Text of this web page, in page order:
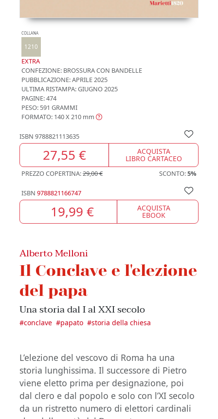
COLLANA
1210
EXTRA
CONFEZIONE: BROSSURA CON BANDELLE
PUBBLICAZIONE:APRILE 2025
ULTIMA RISTAMPA:GIUGNO 2025
PAGINE: 474
PESO: 591 GRAMMI
FORMATO: 140 X 210 mm
ISBN 9788821113635
27,55 € ACQUISTA
LIBRO CARTACEO
PREZZO COPERTINA:29,00 € SCONTO:5%
ISBN 9788821166747
19,99 € ACQUISTA
EBOOK
Alberto Melloni
Il Conclave e l'elezione
del papa
Una storia dal I al XXI secolo
#conclave #papato #storia della chiesa
L’elezione del vescovo di Roma ha una
storia lunghissima. Il successore di Pietro
viene eletto prima per designazione, poi
dal clero e dal popolo e solo con l’XI secolo
da un ristretto numero di elettori cardinali